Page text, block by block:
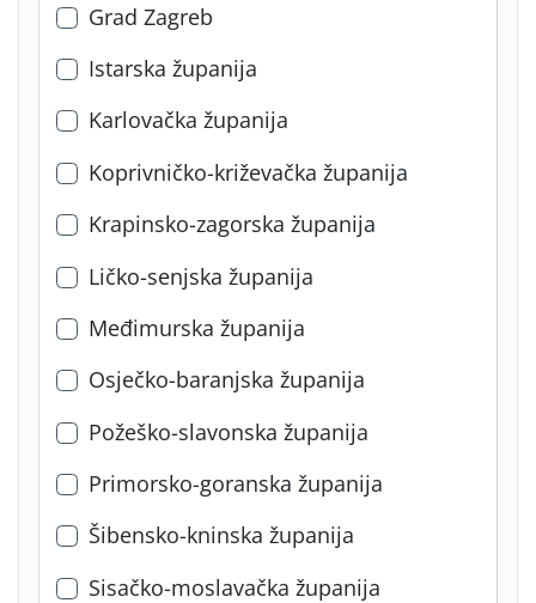
Grad Zagreb
Istarska županija
Karlovačka županija
Koprivničko-križevačka županija
Krapinsko-zagorska županija
Ličko-senjska županija
Međimurska županija
Osječko-baranjska županija
Požeško-slavonska županija
Primorsko-goranska županija
Šibensko-kninska županija
Sisačko-moslavačka županija